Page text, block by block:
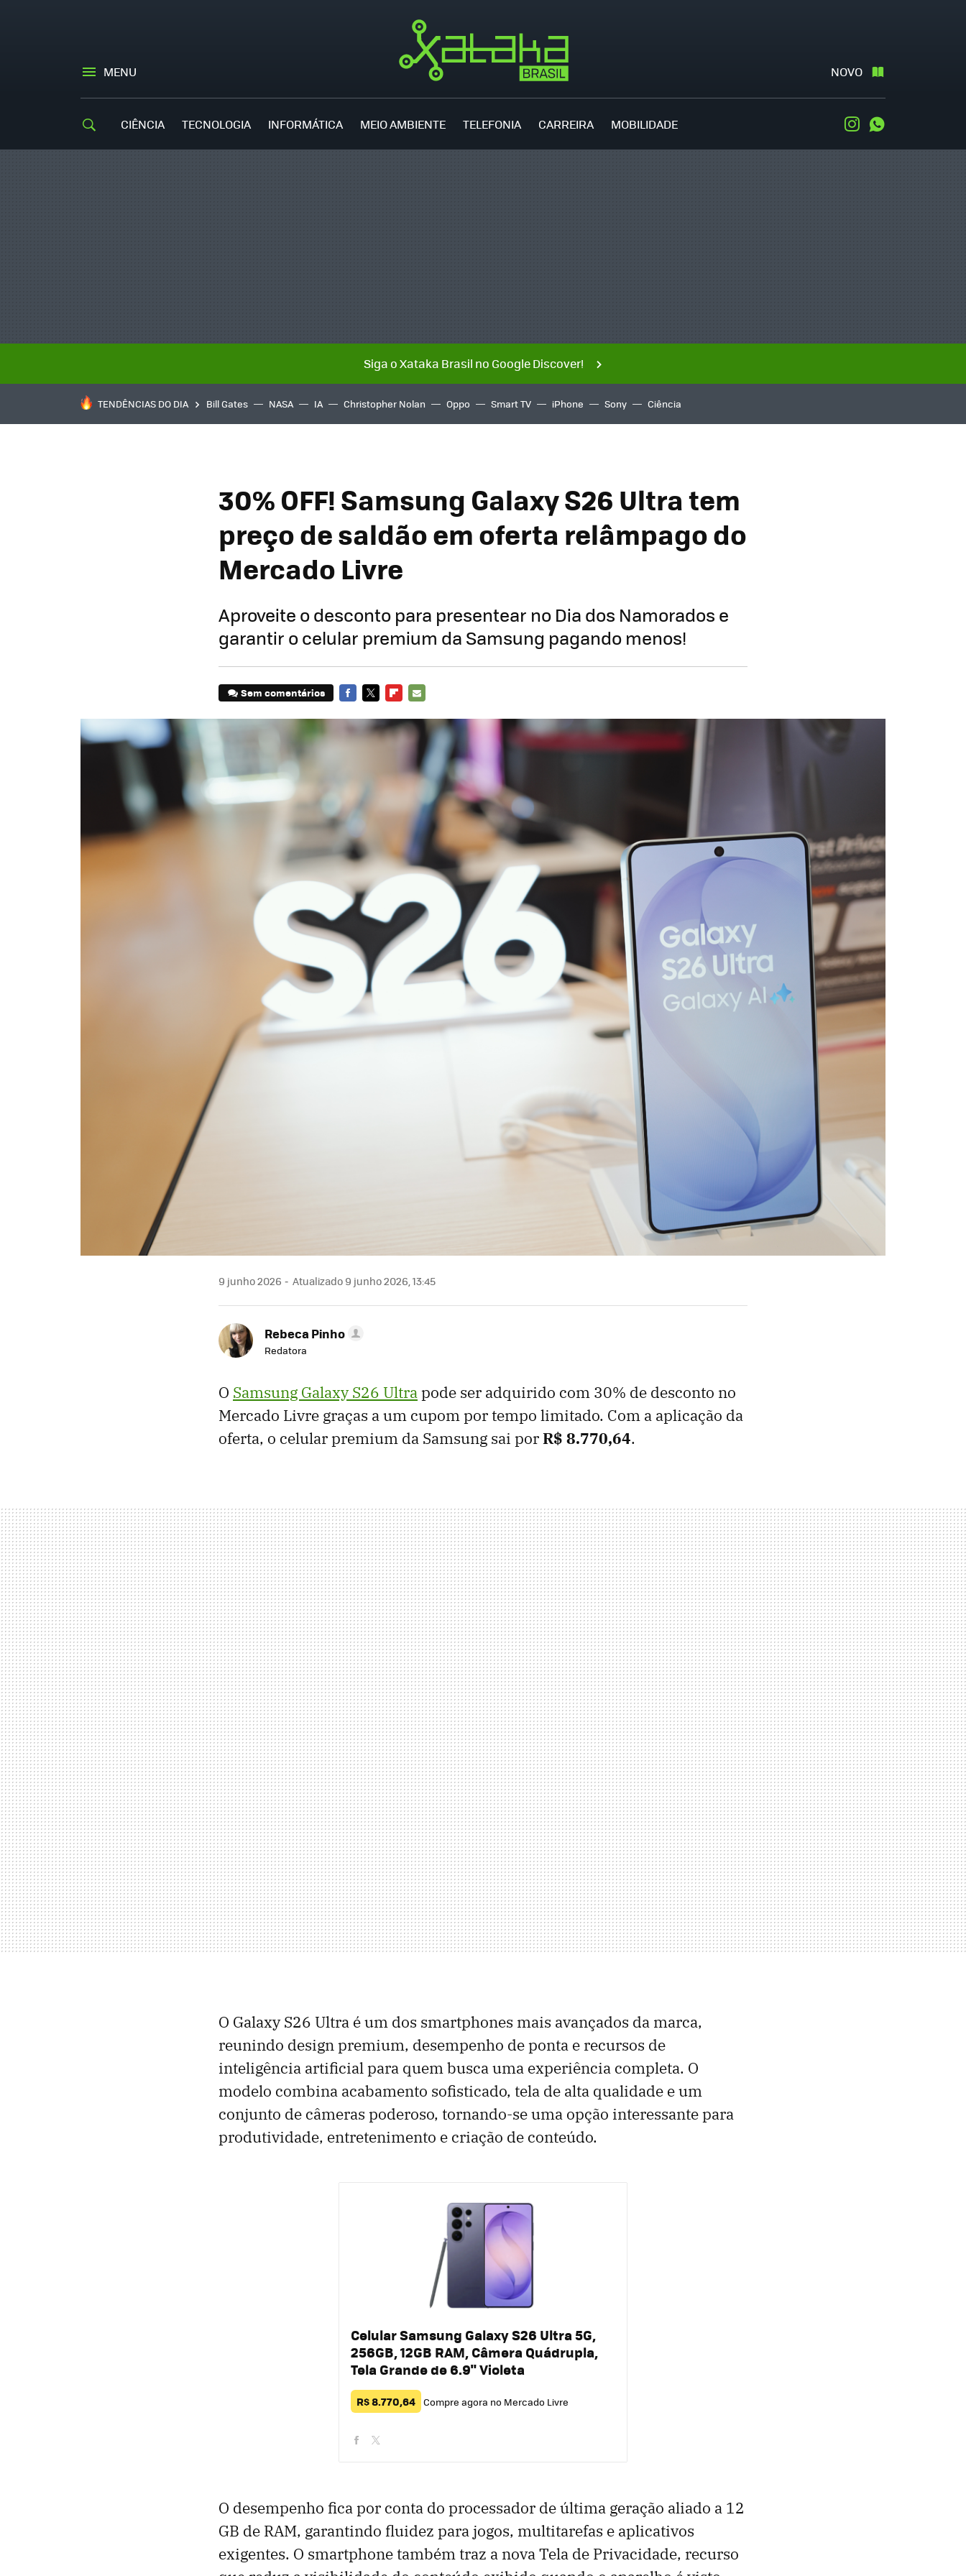
MENU NOVO
CIÊNCIA TECNOLOGIA INFORMÁTICA MEIO AMBIENTE TELEFONIA CARREIRA MOBILIDADE Instagram
Siga o Xataka Brasil no Google Discover!
TENDÊNCIAS DO DIA Bill Gates NASA IA Christopher Nolan Oppo Smart TV iPhone Sony Ciência
30% OFF! Samsung Galaxy S26 Ultra tem
preço de saldão em oferta relâmpago do
Mercado Livre
Aproveite o desconto para presentear no Dia dos Namorados e
garantir o celular premium da Samsung pagando menos!
Sem comentários
MAIL
9 junho 2026 Atualizado 9 junho 2026, 13:45
Rebeca Pinho
Redatora
O Samsung Galaxy S26 Ultrapode ser adquirido com 30% de desconto no
Mercado Livre graças a um cupom por tempo limitado. Com a aplicação da
oferta, o celular premium da Samsung sai porR$ 8.770,64.
O Galaxy S26 Ultra é um dos smartphones mais avançados da marca,
reunindo design premium, desempenho de ponta e recursos de
inteligência artificial para quem busca uma experiência completa. O
modelo combina acabamento sofisticado, tela de alta qualidade e um
conjunto de câmeras poderoso, tornando-se uma opção interessante para
produtividade, entretenimento e criação de conteúdo.
Celular Samsung Galaxy S26 Ultra 5G,
256GB, 12GB RAM, Câmera Quádrupla,
Tela Grande de 6.9" Violeta
R$ 8.770,64 Compre agora no Mercado Livre
O desempenho fica por conta do processador de última geração aliado a 12
GB de RAM, garantindo fluidez para jogos, multitarefas e aplicativos
exigentes. O smartphone também traz a nova Tela de Privacidade, recurso